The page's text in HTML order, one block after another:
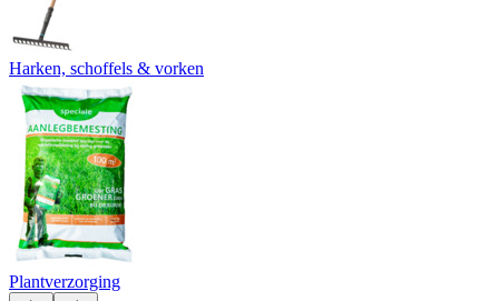
Harken, schoffels & vorken
Plantverzorging